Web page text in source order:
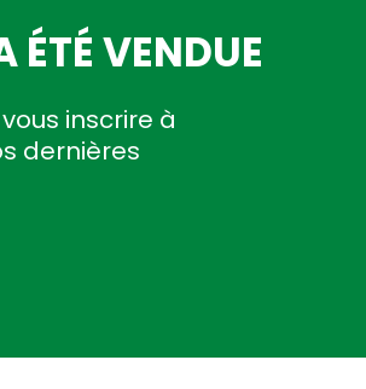
ÉTÉ VENDUE
inscrire à
dernières